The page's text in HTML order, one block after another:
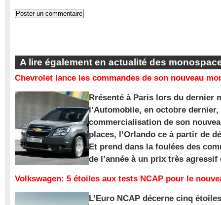
A lire également en actualité des
Chevrolet lance les commandes de son nouveau
Rrésenté à Paris lors du dernier
l’Automobile, en octobre
commercialisation de son
places, l’Orlando ce à partir de
Et prend dans la foulées des
de l’année à un prix très agressif
Volkswagen: 5 étoiles aux tests NCAP pour le
L’Euro NCAP décerne cinq